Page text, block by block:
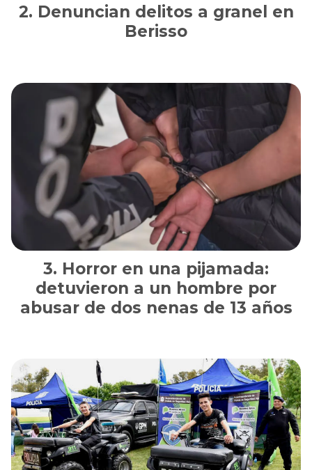
Denuncian delitos a granel en
Berisso
Horror en una pijamada:
detuvieron a un hombre por
abusar de dos nenas de 13 años